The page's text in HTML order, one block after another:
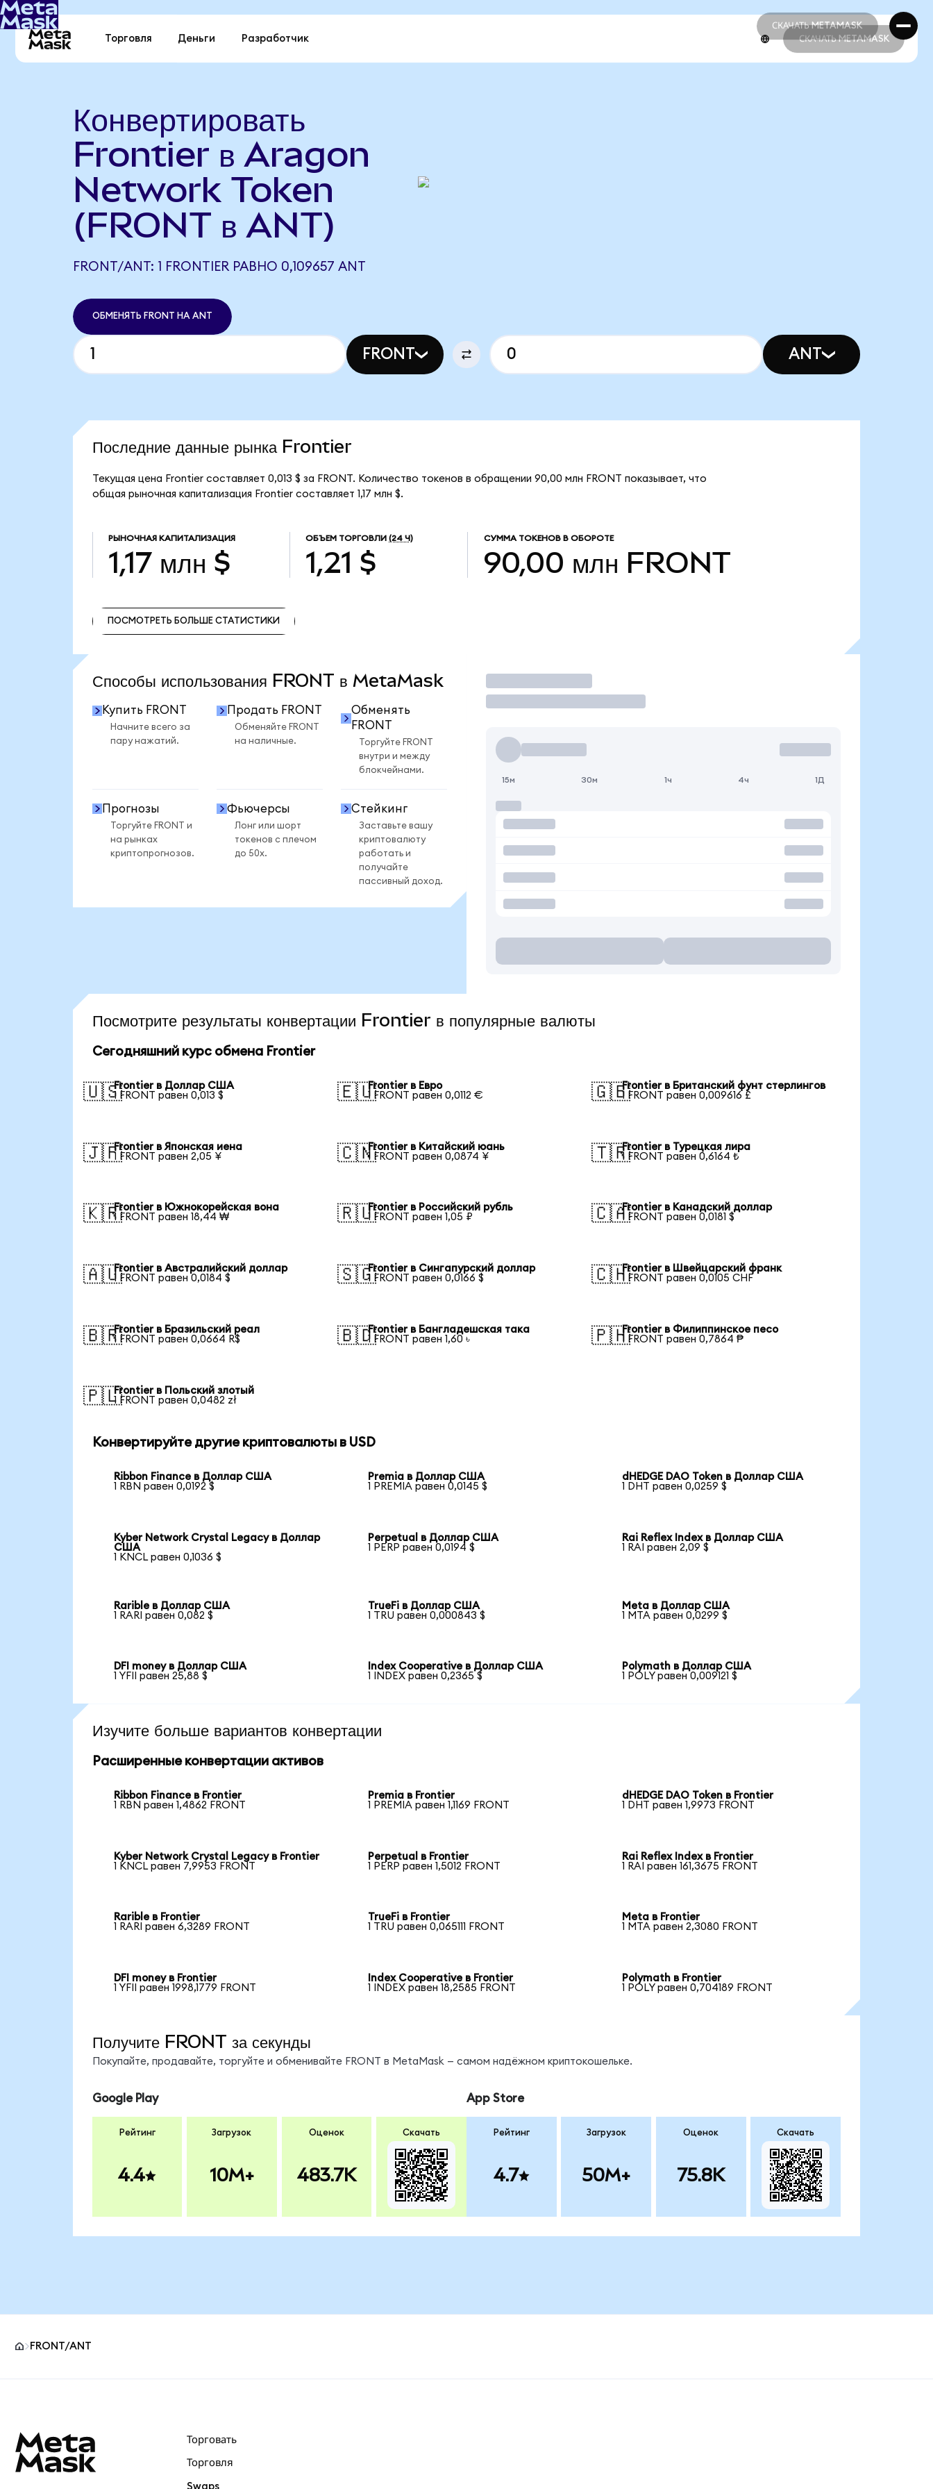
СКАЧАТЬ METAMASK
СКАЧАТЬ METAMASK
Торговля Деньги Разработчик СКАЧАТЬ METAMASK
Конвертировать
Frontier в Aragon
Network Token
(FRONT в ANT)
FRONT/ANT: 1 FRONTIER РАВНО 0,109657 ANT
ОБМЕНЯТЬ FRONT НА ANT
FRONT ANT
Последние данные рынка Frontier
Текущая цена Frontier составляет 0,013 $ за FRONT. Количество токенов в обращении 90,00 млн FRONT показывает, что
общая рыночная капитализация Frontier составляет 1,17 млн $.
РЫНОЧНАЯ КАПИТАЛИЗАЦИЯ
1,17 млн $
ОБЪЕМ ТОРГОВЛИ (24 Ч)
1,21 $
СУММА ТОКЕНОВ В ОБОРОТЕ
90,00 млн FRONT
ПОСМОТРЕТЬ БОЛЬШЕ СТАТИСТИКИ
Способы использования FRONT в MetaMask
Купить FRONT
Начните всего за
пару нажатий.
Продать FRONT
Обменяйте FRONT
на наличные.
Обменять
FRONT
Торгуйте FRONT
внутри и между
блокчейнами.
Прогнозы
Торгуйте FRONT и
на рынках
криптопрогнозов.
Фьючерсы
Лонг или шорт
токенов с плечом
до 50x.
Стейкинг
Заставьте вашу
криптовалюту
работать и
получайте
пассивный доход.
Торговать
15м 30м 1ч 4ч 1Д
Посмотрите результаты конвертации Frontier в популярные валюты
Сегодняшний курс обмена Frontier
🇺🇸Frontier в Доллар США
1 FRONT равен 0,013 $
🇪🇺Frontier в Евро
1 FRONT равен 0,0112 €
🇬🇧Frontier в Британский фунт стерлингов
1 FRONT равен 0,009616 £
🇯🇵Frontier в Японская иена
1 FRONT равен 2,05 ¥
🇨🇳Frontier в Китайский юань
1 FRONT равен 0,0874 ¥
🇹🇷Frontier в Турецкая лира
1 FRONT равен 0,6164 ₺
🇰🇷Frontier в Южнокорейская вона
1 FRONT равен 18,44 ₩
🇷🇺Frontier в Российский рубль
1 FRONT равен 1,05 ₽
🇨🇦Frontier в Канадский доллар
1 FRONT равен 0,0181 $
🇦🇺Frontier в Австралийский доллар
1 FRONT равен 0,0184 $
🇸🇬Frontier в Сингапурский доллар
1 FRONT равен 0,0166 $
🇨🇭Frontier в Швейцарский франк
1 FRONT равен 0,0105 CHF
🇧🇷Frontier в Бразильский реал
1 FRONT равен 0,0664 R$
🇧🇩Frontier в Бангладешская така
1 FRONT равен 1,60 ৳
🇵🇭Frontier в Филиппинское песо
1 FRONT равен 0,7864 ₱
🇵🇱Frontier в Польский злотый
1 FRONT равен 0,0482 zł
Конвертируйте другие криптовалюты в USD
Ribbon Finance в Доллар США
1 RBN равен 0,0192 $
Premia в Доллар США
1 PREMIA равен 0,0145 $
dHEDGE DAO Token в Доллар США
1 DHT равен 0,0259 $
Kyber Network Crystal Legacy в Доллар
США
1 KNCL равен 0,1036 $
Perpetual в Доллар США
1 PERP равен 0,0194 $
Rai Reflex Index в Доллар США
1 RAI равен 2,09 $
Rarible в Доллар США
1 RARI равен 0,082 $
TrueFi в Доллар США
1 TRU равен 0,000843 $
Meta в Доллар США
1 MTA равен 0,0299 $
DFI money в Доллар США
1 YFII равен 25,88 $
Index Cooperative в Доллар США
1 INDEX равен 0,2365 $
Polymath в Доллар США
1 POLY равен 0,009121 $
Изучите больше вариантов конвертации
Расширенные конвертации активов
Ribbon Finance в Frontier
1 RBN равен 1,4862 FRONT
Premia в Frontier
1 PREMIA равен 1,1169 FRONT
dHEDGE DAO Token в Frontier
1 DHT равен 1,9973 FRONT
Kyber Network Crystal Legacy в Frontier
1 KNCL равен 7,9953 FRONT
Perpetual в Frontier
1 PERP равен 1,5012 FRONT
Rai Reflex Index в Frontier
1 RAI равен 161,3675 FRONT
Rarible в Frontier
1 RARI равен 6,3289 FRONT
TrueFi в Frontier
1 TRU равен 0,065111 FRONT
Meta в Frontier
1 MTA равен 2,3080 FRONT
DFI money в Frontier
1 YFII равен 1998,1779 FRONT
Index Cooperative в Frontier
1 INDEX равен 18,2585 FRONT
Polymath в Frontier
1 POLY равен 0,704189 FRONT
Получите FRONT за секунды
Покупайте, продавайте, торгуйте и обменивайте FRONT в MetaMask — самом надёжном криптокошельке.
Google Play
Рейтинг
4.4
Загрузок
10M+
Оценок
483.7K
Скачать
App Store
Рейтинг
4.7
Загрузок
50M+
Оценок
75.8K
Скачать
FRONT/ANT
Торговать
Торговля
Swaps